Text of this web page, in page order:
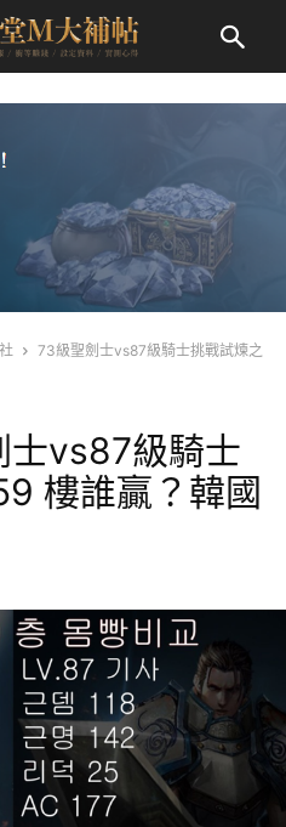
73級聖劍士vs87級騎士挑戰試煉之
vs87級騎士
樓誰贏？韓國